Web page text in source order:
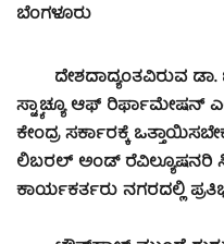
ಬೆಂಗಳೂರು
ದೇಶದಾದ್ಯಂತವಿರುವ ಡಾ.
ಸ್ಟ್ಯಾಚ್ಯೂ ಆಫ್ ರಿರ್ಫಾಮೇಷನ್
ಕೇಂದ್ರ ಸರ್ಕಾರಕ್ಕೆ
ಲಿಬರಲ್ ಅಂಡ್ ರೆವಿಲ್ಯೂಷನರಿ
ಕಾರ್ಯಕರ್ತರು ನಗರದಲ್ಲಿ